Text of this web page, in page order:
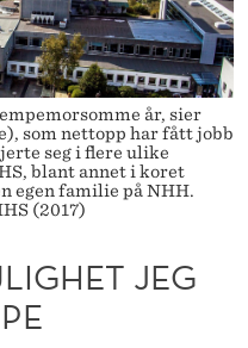
år, sier
som nettopp har fått jobb
seg i flere ulike
blant annet i koret
egen familie på NHH.
(2017)
JEG